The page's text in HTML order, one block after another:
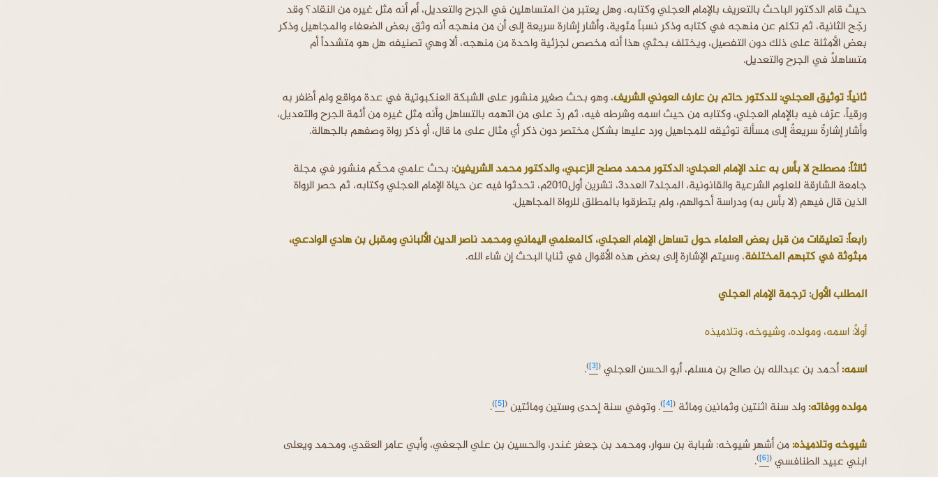
حيث قام الدكتور الباحث بالتعريف بالإمام العجلي وكتابه، وهل يعتبر من المتساهلين في الجرح والتعديل، أم أنه مثل غيره من النقاد؟ وقد
رجّح الثانية، ثم تكلم عن منهجه في كتابه وذكر نسباً مئوية، وأشار إشارة سريعة إلى أن من منهجه أنه وثق بعض الضعفاء والمجاهيل وذكر
بعض الأمثلة على ذلك دون التفصيل، ويختلف بحثي هذا أنه مخصص لجزئية واحدة من منهجه، ألا وهي تصنيفه هل هو متشدداً أم
متساهلاً في الجرح والتعديل.
ثانياً: توثيق العجلي: للدكتور حاتم بن عارف العوني الشريف، وهو بحث صغير منشور على الشبكة العنكبوتية في عدة مواقع ولم أظفر به
ورقياً، عرّف فيه بالإمام العجلي، وكتابه من حيث اسمه وشرطه فيه، ثم ردّ على من اتهمه بالتساهل وأنه مثل غيره من أئمة الجرح والتعديل،
وأشار إشارةً سريعةً إلى مسألة توثيقه للمجاهيل ورد عليها بشكل مختصر دون ذكر أي مثال على ما قال، أو ذكر رواة وصفهم بالجهالة.
ثالثاً: مصطلح لا بأس به عند الإمام العجلي: الدكتور محمد مصلح الزعبي، والدكتور محمد الشريفين: بحث علمي محكّم منشور في مجلة
جامعة الشارقة للعلوم الشرعية والقانونية، المجلد7 العدد3، تشرين أول2010م، تحدثوا فيه عن حياة الإمام العجلي وكتابه، ثم حصر الرواة
الذين قال فيهم (لا بأس به) ودراسة أحوالهم، ولم يتطرقوا بالمطلق للرواة المجاهيل.
رابعاً: تعليقات من قبل بعض العلماء حول تساهل الإمام العجلي، كالمعلمي اليماني ومحمد ناصر الدين الألباني ومقبل بن هادي الوادعي،
مبثوثة في كتبهم المختلفة، وسيتم الإشارة إلى بعض هذه الأقوال في ثنايا البحث إن شاء الله.
المطلب الأول: ترجمة الإمام العجلي
أولاً: اسمه، ومولده، وشيوخه، وتلاميذه
اسمه:أحمد بن عبدالله بن صالح بن مسلم، أبو الحسن العجلي(
[3]
)
.
مولده ووفاته:ولد سنة اثنتين وثمانين ومائة (
[4]
). وتوفي سنة إحدى وستين ومائتين(
[5]
)
.
شيوخه وتلاميذه:من أشهر شيوخه: شبابة بن سوار، ومحمد بن جعفر غندر، والحسين بن علي الجعفي، وأبي عامر العقدي، ومحمد ويعلى
ابني عبيد الطنافسي(
[6]
)
.